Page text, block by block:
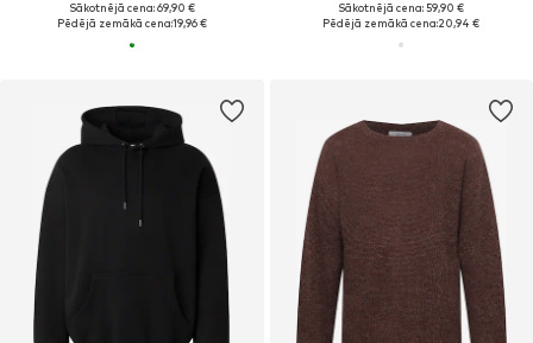
Sākotnējā cena: 69,90 €
Pēdējā zemākā cena:19,96 €
Sākotnējā cena: 59,90 €
Pēdējā zemākā cena:20,94 €